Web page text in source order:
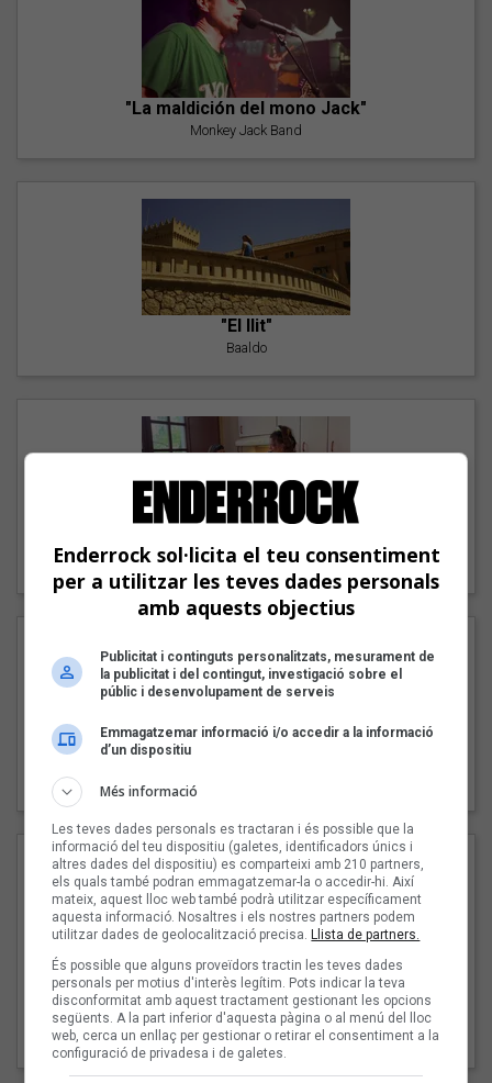
"La maldición del mono Jack"
Monkey Jack Band
"El llit"
Baaldo
"Lo bueno y lo malo"
Carmen y María
Pep Álvarez amb Joan Muntaner (Xanguito)
"Les cabres"
94 Rules amb Compte
Enderrock sol·licita el teu consentiment
per a utilitzar les teves dades personals
amb aquests objectius
Publicitat i continguts personalitzats, mesurament de
la publicitat i del contingut, investigació sobre el
públic i desenvolupament de serveis
Emmagatzemar informació i/o accedir a la informació
d’un dispositiu
Més informació
Les teves dades personals es tractaran i és possible que la
informació del teu dispositiu (galetes, identificadors únics i
altres dades del dispositiu) es comparteixi amb 210 partners,
els quals també podran emmagatzemar-la o accedir-hi. Així
mateix, aquest lloc web també podrà utilitzar específicament
aquesta informació. Nosaltres i els nostres partners podem
utilitzar dades de geolocalització precisa. Llista de partners.
És possible que alguns proveïdors tractin les teves dades
personals per motius d'interès legítim. Pots indicar la teva
disconformitat amb aquest tractament gestionant les opcions
següents. A la part inferior d'aquesta pàgina o al menú del lloc
web, cerca un enllaç per gestionar o retirar el consentiment a la
configuració de privadesa i de galetes.